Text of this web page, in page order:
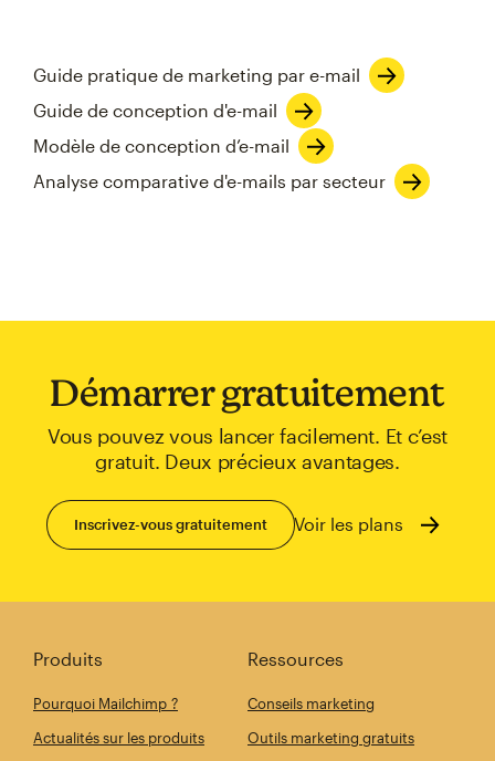
Guide pratique de marketing par e-mail
Guide de conception d'e-mail
Modèle de conception d’e-mail
Analyse comparative d'e-mails par secteur
Démarrer gratuitement
Vous pouvez vous lancer facilement. Et c’est
gratuit. Deux précieux avantages.
Inscrivez-vous gratuitement Voir les plans
Produits
Pourquoi Mailchimp ?
Actualités sur les produits
Ressources
Conseils marketing
Outils marketing gratuits